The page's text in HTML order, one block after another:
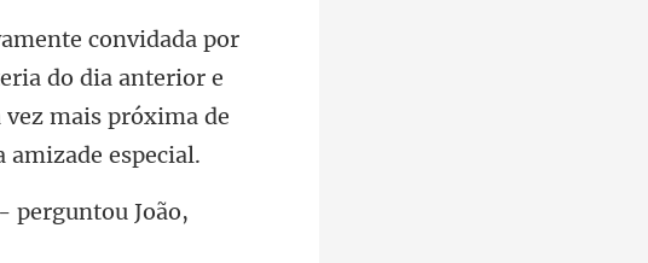
do dia anterior e